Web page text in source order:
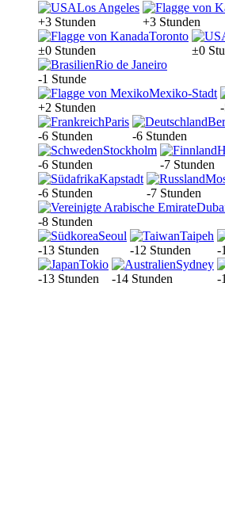
Los Angeles
+3 Stunden
+3 Stunden
Toronto
±0 Stunden
±0
Rio de Janeiro
-1 Stunde
Mexiko-Stadt
+2 Stunden
Paris
-6 Stunden
-6 Stunden
Stockholm
-6 Stunden
-7 Stunden
Kapstadt
-6 Stunden
-7 Stunden
-8 Stunden
Seoul
-13 Stunden
Taipeh
-12 Stunden
-
Tokio
-13 Stunden
Sydney
-14 Stunden
-